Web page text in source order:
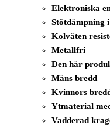
Elektroniska
Stötdämpning
Kolväten
Metallfri
Den här
Mäns bredd
Kvinnors
Ytmaterial
Vadderad